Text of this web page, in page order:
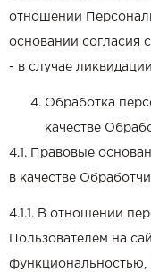
отношении
основании согласия
- в случае
Обработка
качестве
4.1. Правовые
в качестве
4.1.1. В отношении
Пользователем на
функциональностью,